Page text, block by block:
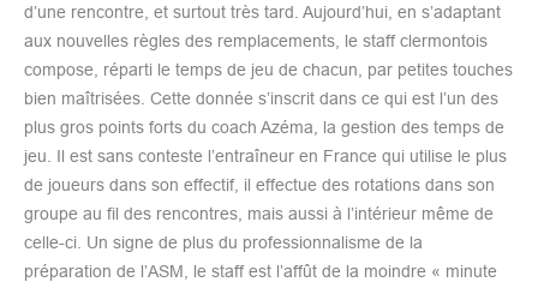
d’une rencontre, et surtout très tard. Aujourd’hui, en s’adaptant
aux nouvelles règles des remplacements, le staff clermontois
compose, réparti le temps de jeu de chacun, par petites touches
bien maîtrisées. Cette donnée s’inscrit dans ce qui est l’un des
plus gros points forts du coach Azéma, la gestion des temps de
jeu. Il est sans conteste l’entraîneur en France qui utilise le plus
de joueurs dans son effectif, il effectue des rotations dans son
groupe au fil des rencontres, mais aussi à l’intérieur même de
celle-ci. Un signe de plus du professionnalisme de la
préparation de l’ASM, le staff est l’affût de la moindre « minute